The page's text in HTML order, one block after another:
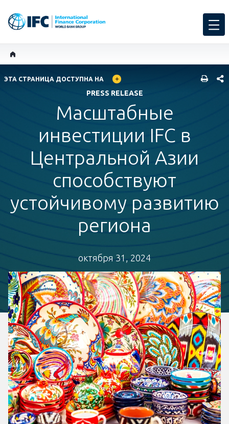
GLOBAL LANGUAGE TOGGLER
ЭТА СТРАНИЦА ДОСТУПНА НА
PRESS RELEASE
Масштабные
инвестиции IFC в
Центральной Азии
способствуют
устойчивому развитию
региона
октября 31, 2024